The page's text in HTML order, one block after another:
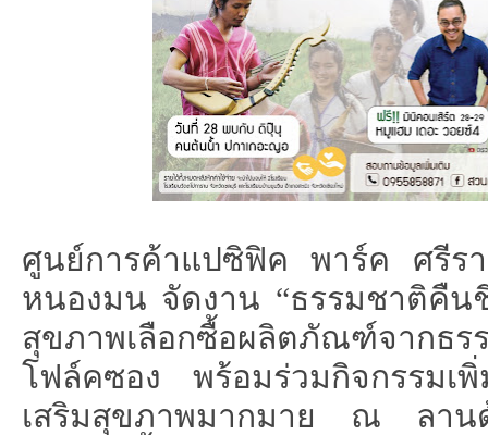
ศูนย์การค้าแปซิฟิค พาร์ค ศรีร
หนองมน จัดงาน “ธรรมชาติคืน
สุขภาพเลือกซื้อผลิตภัณฑ์จาก
โฟล์คซอง พร้อมร่วมกิจกรรมเ
เสริมสุขภาพมากมาย ณ ลาน